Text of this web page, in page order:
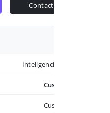
contactar ventas
Inteligencia avanzada
Custom
Custom